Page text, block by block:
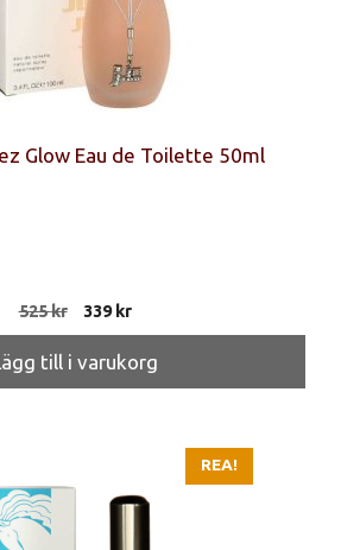
Glow Eau de Toilette 50ml
525kr
Det
ursprungliga
priset
var:
339krDet
nuvarande
priset
är:
till i varukorg
REA!